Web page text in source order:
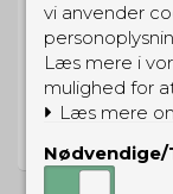
vi anvender
Læs mere i
mulighed for
Læs mere
Nødvendige/